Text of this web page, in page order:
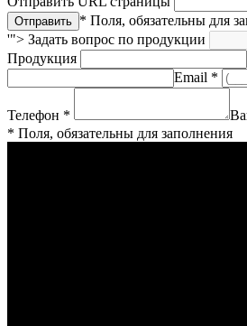
* Поля, обязательны для
'"> Задать вопрос по продукции
Продукция
Email *
Телефон *
* Поля, обязательны для заполнения